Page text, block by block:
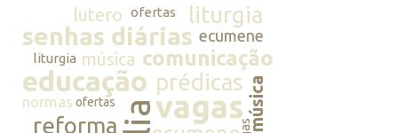
lutero ofertas liturgia
senhas diárias ecumene
liturgia música comunicação
educação prédicasmúsica
normas ofertas vagas
reforma